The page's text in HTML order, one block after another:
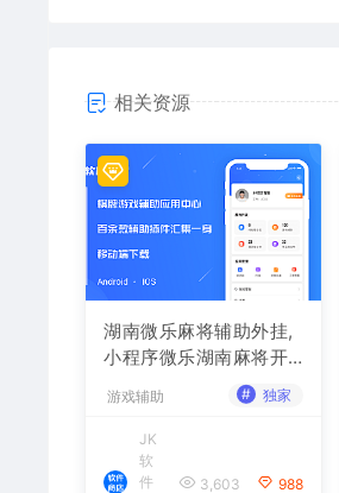
相关资源
湖南微乐麻将辅助外挂,
小程序微乐湖南麻将开
游戏辅助 # 独家
JK
软
件
3,603 988